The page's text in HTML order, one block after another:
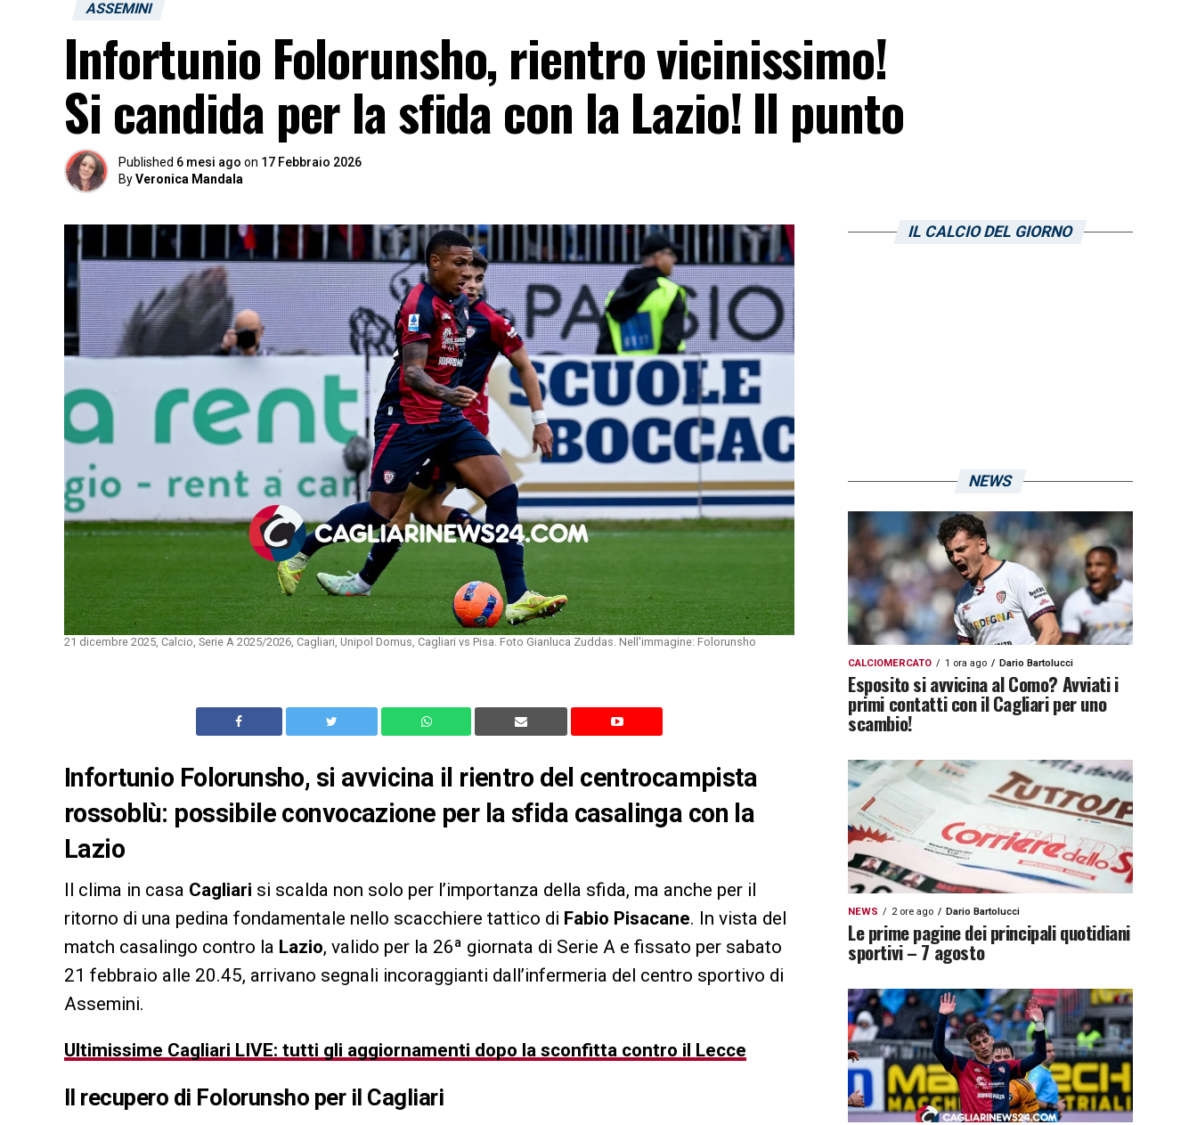
ASSEMINI
Infortunio Folorunsho, rientro vicinissimo!
Si candida per la sfida con la Lazio! Il punto
Published 6 mesi ago on 17 Febbraio 2026
ByVeronica Mandala
21 dicembre 2025, Calcio, Serie A 2025/2026, Cagliari, Unipol Domus, Cagliari vs Pisa. Foto Gianluca Zuddas. Nell'immagine: Folorunsho
Infortunio Folorunsho, si avvicina il rientro del centrocampista
rossoblù: possibile convocazione per la sfida casalinga con la
Lazio
Il clima in casa Cagliari si scalda non solo per l’importanza della sfida, ma anche per il
ritorno di una pedina fondamentale nello scacchiere tattico di Fabio Pisacane. In vista del
match casalingo contro la Lazio, valido per la 26ª giornata di Serie A e fissato per sabato
21 febbraio alle 20.45, arrivano segnali incoraggianti dall’infermeria del centro sportivo di
Assemini.
Ultimissime Cagliari LIVE: tutti gli aggiornamenti dopo la sconfitta contro il Lecce
Il recupero di Folorunsho per il Cagliari
IL CALCIO DEL GIORNO
NEWS
CALCIOMERCATO 1 ora ago Dario Bartolucci
Esposito si avvicina al Como? Avviati i
primi contatti con il Cagliari per uno
scambio!
NEWS 2 ore ago Dario Bartolucci
Le prime pagine dei principali quotidiani
sportivi – 7 agosto